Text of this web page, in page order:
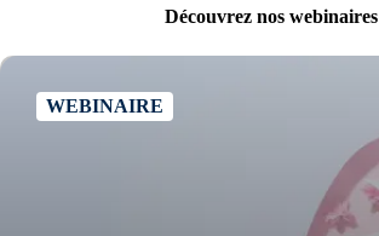
Découvrez nos webinaires
WEBINAIRE